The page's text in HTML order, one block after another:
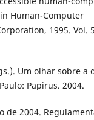
Human-Computer
1995. Vol.
Um olhar sobre a
Papirus. 2004.
de 2004.